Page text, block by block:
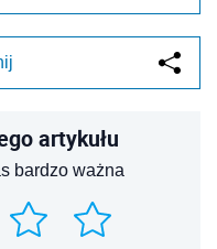
artykułu
bardzo ważna